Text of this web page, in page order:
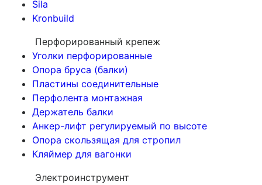
Sila
Kronbuild
Перфорированный крепеж
Уголки перфорированные
Опора бруса (балки)
Пластины соединительные
Перфолента монтажная
Держатель балки
Анкер-лифт регулируемый по высоте
Опора скользящая для стропил
Кляймер для вагонки
Электроинструмент